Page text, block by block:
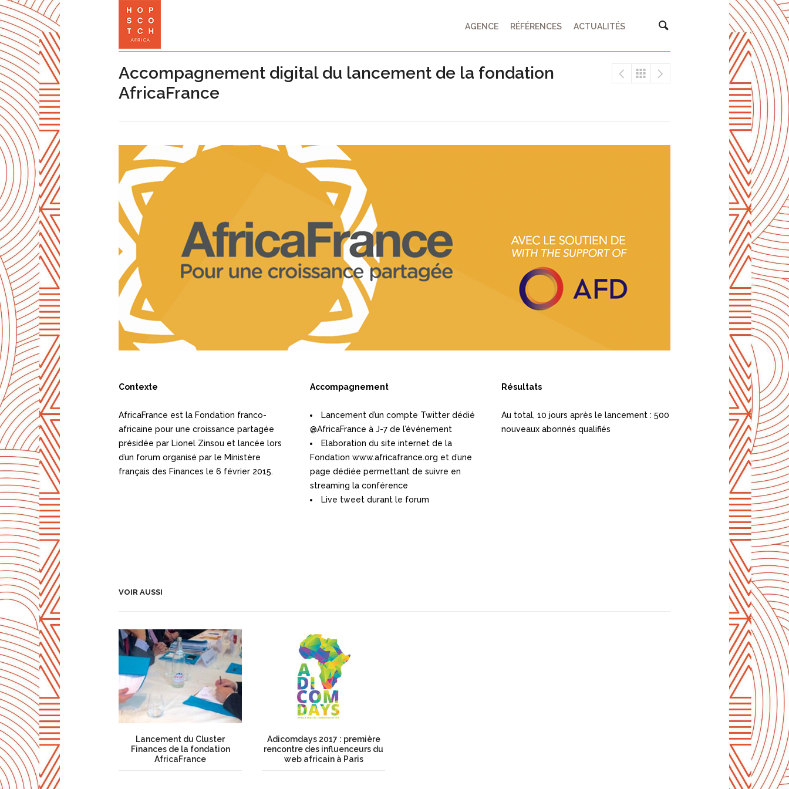
AGENCE RÉFÉRENCES ACTUALITÉS
Accompagnement digital du lancement de la fondation
AfricaFrance
Contexte
AfricaFrance est la Fondation franco-
africaine pour une croissance partagée
présidée par Lionel Zinsou et lancée lors
d’un forum organisé par le Ministère
français des Finances le 6 février 2015.
Accompagnement
Lancement d’un compte Twitter dédié
@AfricaFrance à J-7 de l’événement
Elaboration du site internet de la
Fondation www.africafrance.org et d’une
page dédiée permettant de suivre en
streaming la conférence
Live tweet durant le forum
Résultats
Au total, 10 jours après le lancement : 500
nouveaux abonnés qualifiés
VOIR AUSSI
Lancement du Cluster
Finances de la fondation
AfricaFrance
Adicomdays 2017 : première
rencontre des influenceurs du
web africain à Paris